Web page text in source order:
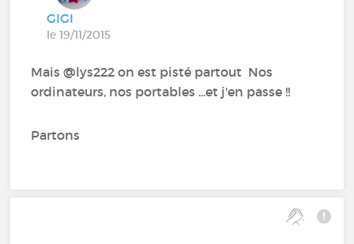
GIGI
le 19/11/2015
Mais @lys222 on est pisté partout Nos
ordinateurs, nos portables ...et j'en passe !!
Partons